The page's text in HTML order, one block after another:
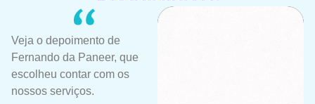
Veja o depoimento de
Fernando da Paneer, que
escolheu contar com os
nossos serviços.